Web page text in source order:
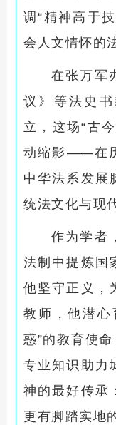
调“精神高于
会人文情怀的
在张万军
议》等法史
立，这场“古
动缩影——在
中华法系发展
统法文化与现
作为学者
法制中提炼国
他坚守正义，
教师，他潜心
惑”的教育使
专业知识助力
神的最好传承
更有脚踏实地